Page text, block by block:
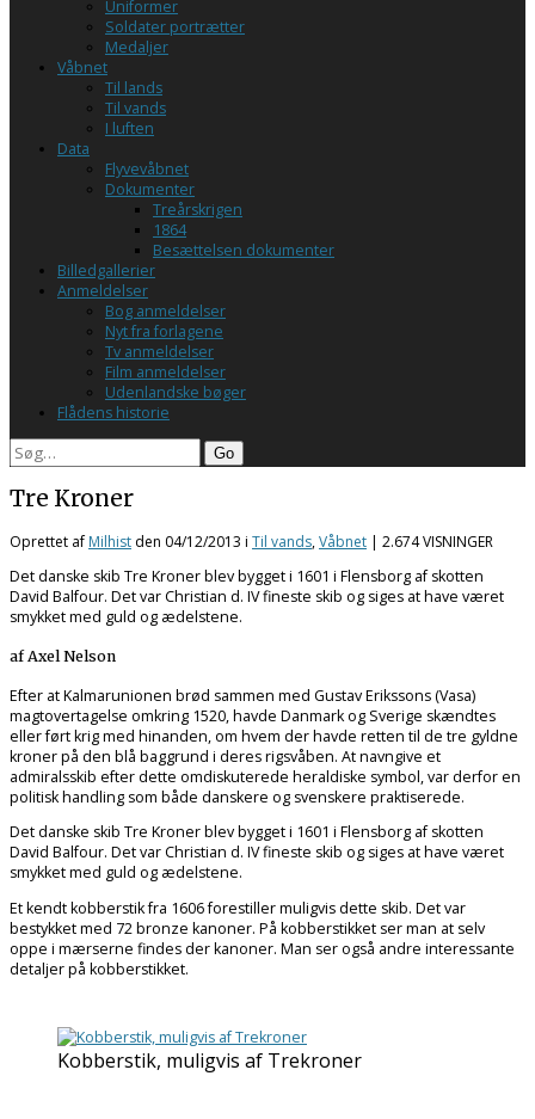
Uniformer
Soldater portrætter
Medaljer
Våbnet
Til lands
Til vands
I luften
Data
Flyvevåbnet
Dokumenter
Treårskrigen
1864
Besættelsen dokumenter
Billedgallerier
Anmeldelser
Bog anmeldelser
Nyt fra forlagene
Tv anmeldelser
Film anmeldelser
Udenlandske bøger
Flådens historie
Search
Tre Kroner
Oprettet af Milhist den 04/12/2013 i Til vands,Våbnet | 2.674 VISNINGER
Det danske skib Tre Kroner blev bygget i 1601 i Flensborg af skotten
David Balfour. Det var Christian d. IV fineste skib og siges at have været
smykket med guld og ædelstene.
af Axel Nelson
Efter at Kalmarunionen brød sammen med Gustav Erikssons (Vasa)
magtovertagelse omkring 1520, havde Danmark og Sverige skændtes
eller ført krig med hinanden, om hvem der havde retten til de tre gyldne
kroner på den blå baggrund i deres rigsvåben. At navngive et
admiralsskib efter dette omdiskuterede heraldiske symbol, var derfor en
politisk handling som både danskere og svenskere praktiserede.
Det danske skib Tre Kroner blev bygget i 1601 i Flensborg af skotten
David Balfour. Det var Christian d. IV fineste skib og siges at have været
smykket med guld og ædelstene.
Et kendt kobberstik fra 1606 forestiller muligvis dette skib. Det var
bestykket med 72 bronze kanoner. På kobberstikket ser man at selv
oppe i mærserne findes der kanoner. Man ser også andre interessante
detaljer på kobberstikket.
Kobberstik, muligvis af Trekroner